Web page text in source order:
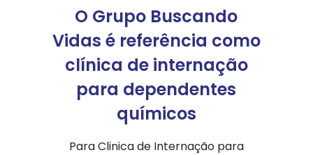
O Grupo Buscando
Vidas é referência como
clínica de internação
para dependentes
químicos
Para Clinica de Internação para